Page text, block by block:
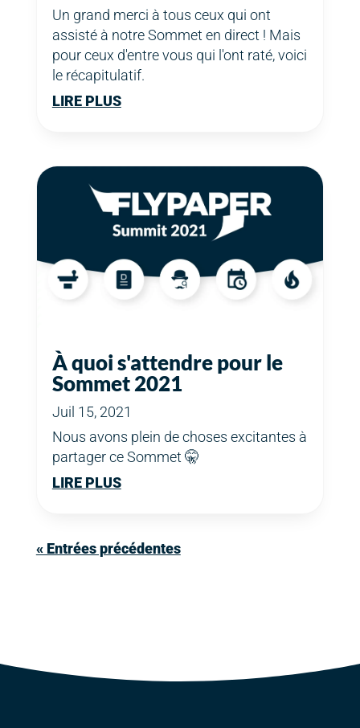
Un grand merci à tous ceux qui ont
assisté à notre Sommet en direct ! Mais
pour ceux d'entre vous qui l'ont raté, voici
le récapitulatif.
LIRE PLUS
À quoi s'attendre pour le
Sommet 2021
Juil 15, 2021
Nous avons plein de choses excitantes à
partager ce Sommet 🤫
LIRE PLUS
« Entrées précédentes